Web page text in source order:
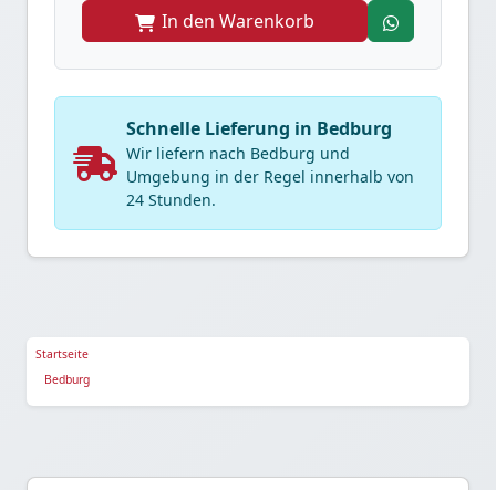
Startseite
Bedburg
In den Warenkorb
Schnelle Lieferung in Bedburg
Wir liefern nach Bedburg und
Umgebung in der Regel innerhalb von
24 Stunden.